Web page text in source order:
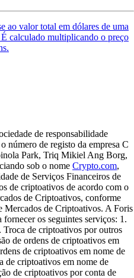
ao valor total em dólares de uma
calculado multiplicando o preço
de responsabilidade
número de registo da empresa C
Park, Triq Mikiel Ang Borg,
sob o nome Crypto.com,
de Serviços Financeiros de
de criptoativos de acordo com o
de Criptoativos, conforme
Mercados de Criptoativos. A Foris
os seguintes serviços: 1.
de criptoativos por outros
de ordens de criptoativos em
de criptoativos em nome de
de criptoativos em nome de
de criptoativos por conta de